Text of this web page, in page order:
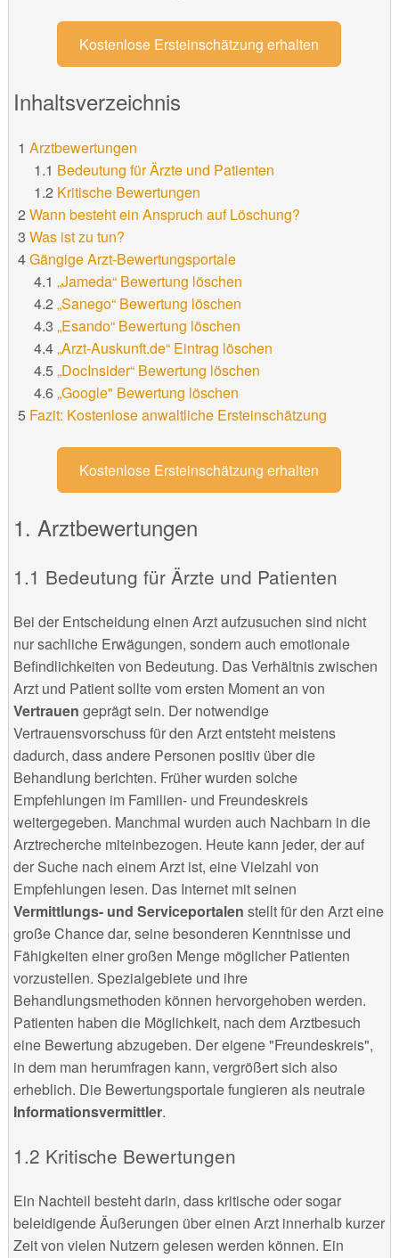
Kostenlose Ersteinschätzung erhalten
Inhaltsverzeichnis
Arztbewertungen
Bedeutung für Ärzte und Patienten
Kritische Bewertungen
Wann besteht ein Anspruch auf Löschung?
Was ist zu tun?
Gängige Arzt-Bewertungsportale
„Jameda“ Bewertung löschen
„Sanego“ Bewertung löschen
„Esando“ Bewertung löschen
„Arzt-Auskunft.de“ Eintrag löschen
„DocInsider“ Bewertung löschen
„Google" Bewertung löschen
Fazit: Kostenlose anwaltliche Ersteinschätzung
Kostenlose Ersteinschätzung erhalten
Arztbewertungen
Bedeutung für Ärzte und Patienten
Bei der Entscheidung einen Arzt aufzusuchen sind nicht
nur sachliche Erwägungen, sondern auch emotionale
Befindlichkeiten von Bedeutung. Das Verhältnis zwischen
Arzt und Patient sollte vom ersten Moment an von
Vertrauen geprägt sein. Der notwendige
Vertrauensvorschuss für den Arzt entsteht meistens
dadurch, dass andere Personen positiv über die
Behandlung berichten. Früher wurden solche
Empfehlungen im Familien- und Freundeskreis
weitergegeben. Manchmal wurden auch Nachbarn in die
Arztrecherche miteinbezogen. Heute kann jeder, der auf
der Suche nach einem Arzt ist, eine Vielzahl von
Empfehlungen lesen. Das Internet mit seinen
Vermittlungs- und Serviceportalen stellt für den Arzt eine
große Chance dar, seine besonderen Kenntnisse und
Fähigkeiten einer großen Menge möglicher Patienten
vorzustellen. Spezialgebiete und ihre
Behandlungsmethoden können hervorgehoben werden.
Patienten haben die Möglichkeit, nach dem Arztbesuch
eine Bewertung abzugeben. Der eigene "Freundeskreis",
in dem man herumfragen kann, vergrößert sich also
erheblich. Die Bewertungsportale fungieren als neutrale
Informationsvermittler.
Kritische Bewertungen
Ein Nachteil besteht darin, dass kritische oder sogar
beleidigende Äußerungen über einen Arzt innerhalb kurzer
Zeit von vielen Nutzern gelesen werden können. Ein